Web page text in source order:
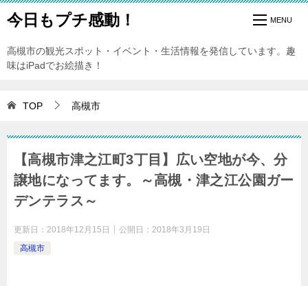
今日もプチ感動！
高槻市の観光スポット・イベント・生活情報を発信しています。趣
味はiPadでお絵描き！
TOP 高槻市
【高槻市津之江町3丁目】広い空地が今、分
譲地になってます。～高槻・津之江公園ガー
デンテラス～
更新日： 2018年12月15日 公開日： 2018年3月19日
高槻市